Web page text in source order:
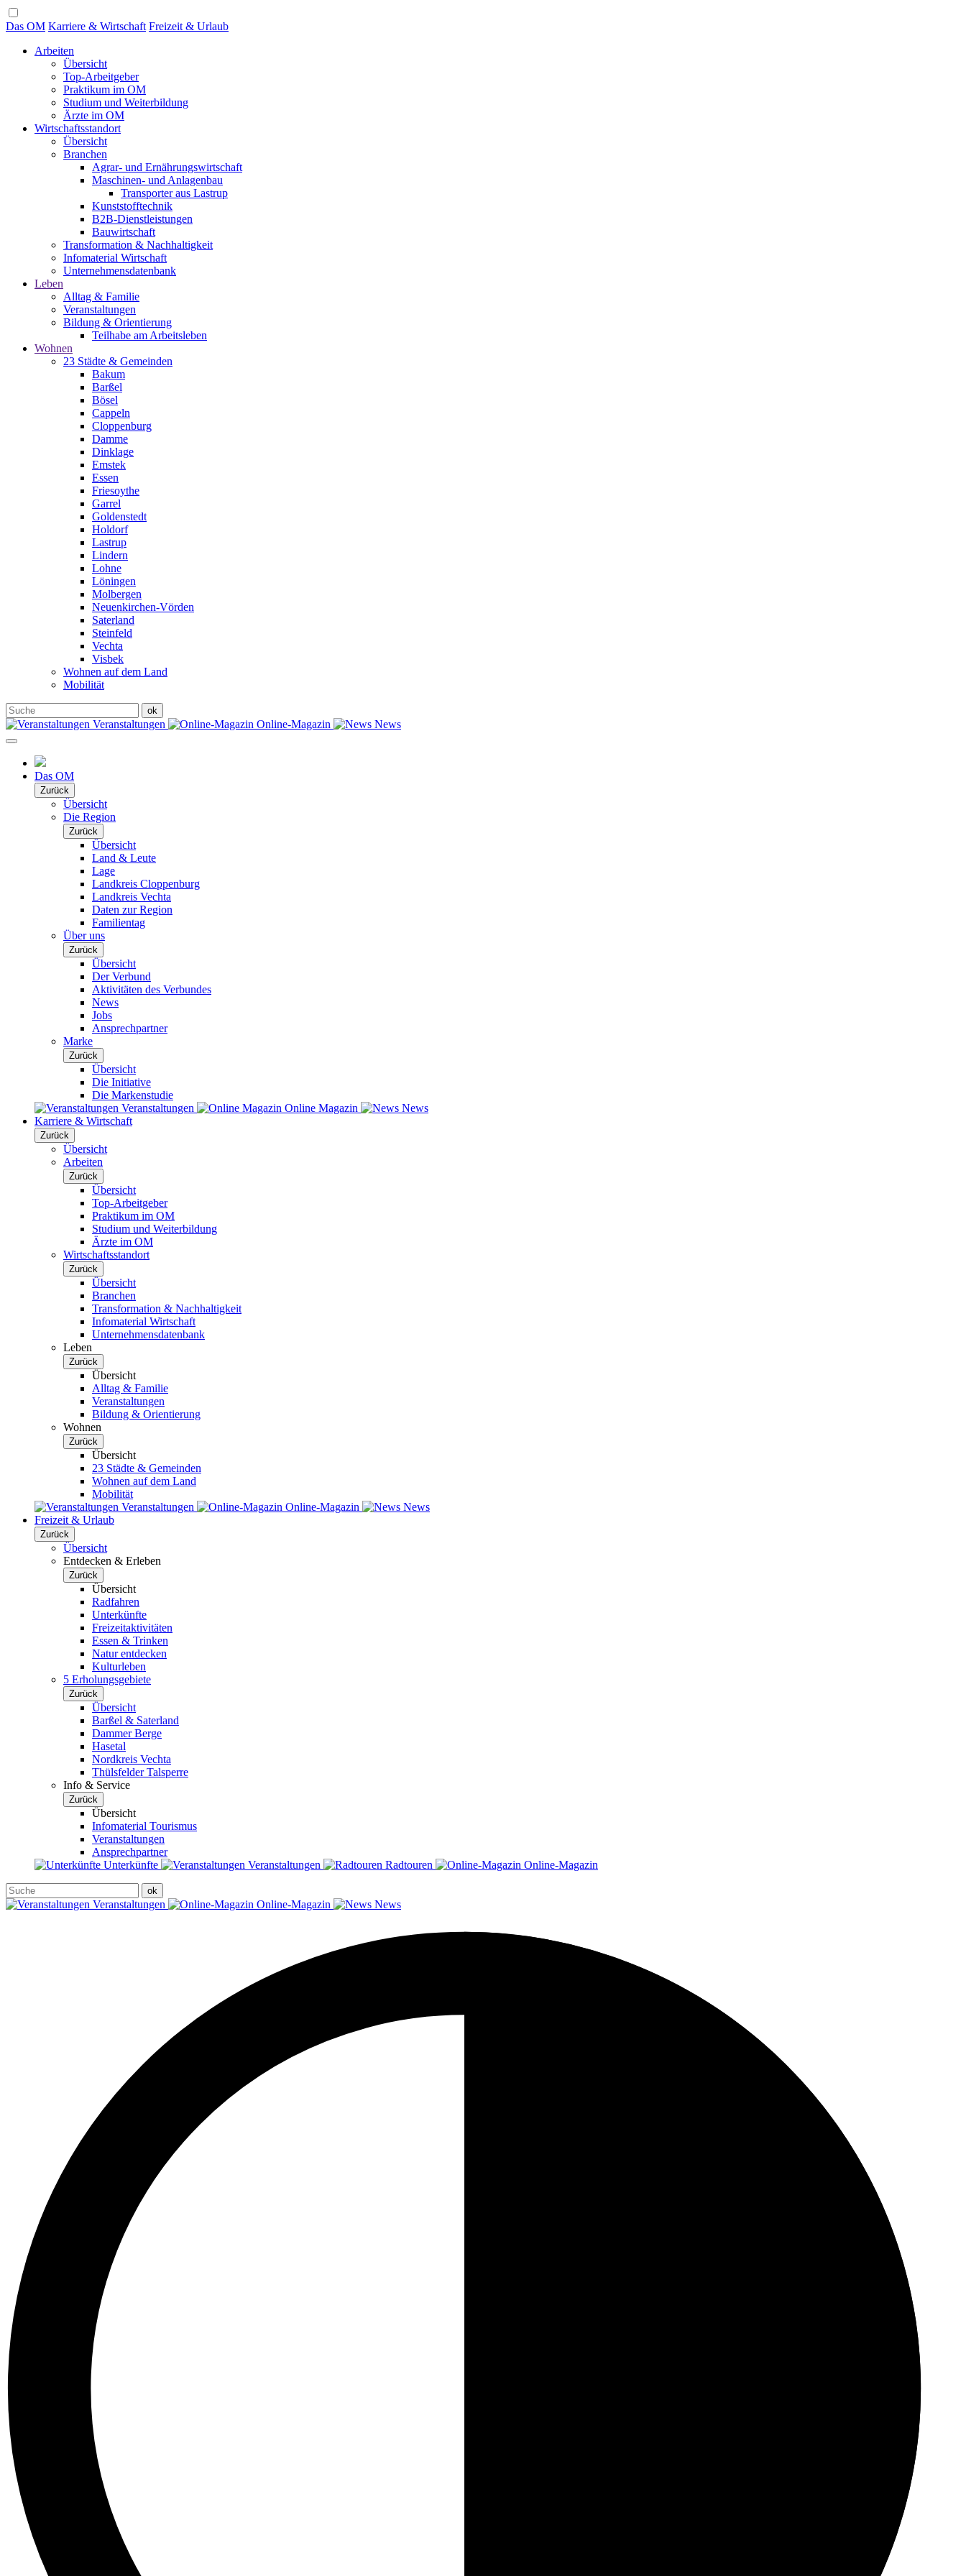
Das OM Karriere & Wirtschaft Freizeit & Urlaub
Arbeiten
Übersicht
Top-Arbeitgeber
Praktikum im OM
Studium und Weiterbildung
Ärzte im OM
Wirtschaftsstandort
Übersicht
Branchen
Agrar- und Ernährungswirtschaft
Maschinen- und Anlagenbau
Transporter aus Lastrup
Kunststofftechnik
B2B-Dienstleistungen
Bauwirtschaft
Transformation & Nachhaltigkeit
Infomaterial Wirtschaft
Unternehmensdatenbank
Leben
Alltag & Familie
Veranstaltungen
Bildung & Orientierung
Teilhabe am Arbeitsleben
Wohnen
23 Städte & Gemeinden
Bakum
Barßel
Bösel
Cappeln
Cloppenburg
Damme
Dinklage
Emstek
Essen
Friesoythe
Garrel
Goldenstedt
Holdorf
Lastrup
Lindern
Lohne
Löningen
Molbergen
Neuenkirchen-Vörden
Saterland
Steinfeld
Vechta
Visbek
Wohnen auf dem Land
Mobilität
Veranstaltungen Online-Magazin News
Das OM
Zurück
Übersicht
Die Region
Zurück
Übersicht
Land & Leute
Lage
Landkreis Cloppenburg
Landkreis Vechta
Daten zur Region
Familientag
Über uns
Zurück
Übersicht
Der Verbund
Aktivitäten des Verbundes
News
Jobs
Ansprechpartner
Marke
Zurück
Übersicht
Die Initiative
Die Markenstudie
Veranstaltungen
Online Magazin
News
Karriere & Wirtschaft
Zurück
Übersicht
Arbeiten
Zurück
Übersicht
Top-Arbeitgeber
Praktikum im OM
Studium und Weiterbildung
Ärzte im OM
Wirtschaftsstandort
Zurück
Übersicht
Branchen
Transformation & Nachhaltigkeit
Infomaterial Wirtschaft
Unternehmensdatenbank
Leben
Zurück
Übersicht
Alltag & Familie
Veranstaltungen
Bildung & Orientierung
Wohnen
Zurück
Übersicht
23 Städte & Gemeinden
Wohnen auf dem Land
Mobilität
Veranstaltungen
Online-Magazin
News
Freizeit & Urlaub
Zurück
Übersicht
Entdecken & Erleben
Zurück
Übersicht
Radfahren
Unterkünfte
Freizeitaktivitäten
Essen & Trinken
Natur entdecken
Kulturleben
5 Erholungsgebiete
Zurück
Übersicht
Barßel & Saterland
Dammer Berge
Hasetal
Nordkreis Vechta
Thülsfelder Talsperre
Info & Service
Zurück
Übersicht
Infomaterial Tourismus
Veranstaltungen
Ansprechpartner
Unterkünfte
Veranstaltungen Radtouren Online-Magazin
Veranstaltungen Online-Magazin News